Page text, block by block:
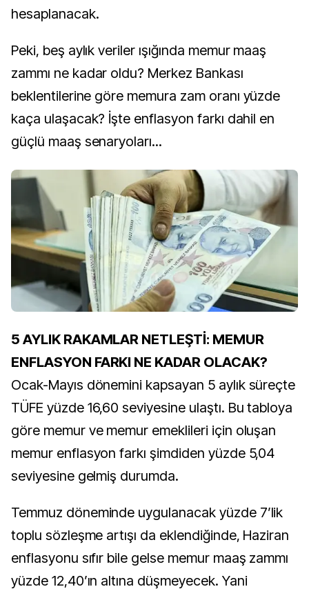
hesaplanacak.
Peki, beş aylık veriler ışığında memur maaş
zammı ne kadar oldu? Merkez Bankası
beklentilerine göre memura zam oranı yüzde
kaça ulaşacak? İşte enflasyon farkı dahil en
güçlü maaş senaryoları...
5 AYLIK RAKAMLAR NETLEŞTİ: MEMUR
ENFLASYON FARKI NE KADAR OLACAK?
Ocak-Mayıs dönemini kapsayan 5 aylık süreçte
TÜFE yüzde 16,60 seviyesine ulaştı. Bu tabloya
göre memur ve memur emeklileri için oluşan
memur enflasyon farkı şimdiden yüzde 5,04
seviyesine gelmiş durumda.
Temmuz döneminde uygulanacak yüzde 7’lik
toplu sözleşme artışı da eklendiğinde, Haziran
enflasyonu sıfır bile gelse memur maaş zammı
yüzde 12,40’ın altına düşmeyecek. Yani